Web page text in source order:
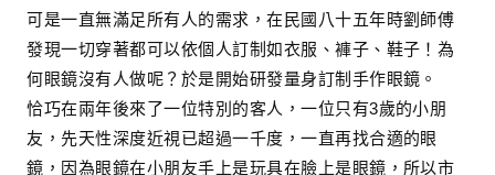
可是一直無滿足所有人的需求，在民國八十五年時劉師傅
發現一切穿著都可以依個人訂制如衣服、褲子、鞋子！為
何眼鏡沒有人做呢？於是開始研發量身訂制手作眼鏡。
恰巧在兩年後來了一位特別的客人，一位只有3歲的小朋
友，先天性深度近視已超過一千度，一直再找合適的眼
鏡，因為眼鏡在小朋友手上是玩具在臉上是眼鏡，所以市